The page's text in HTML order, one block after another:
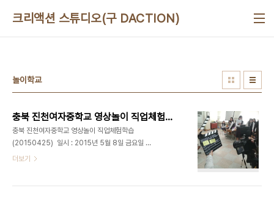
크리액션 스튜디오(구 DACTION)
놀이학교
충북 진천여자중학교 영상놀이 직업체험학습 (20150425)
충북 진천여자중학교 영상놀이 직업체험학습
(20150425) 일시 : 2015년 5월 8일 금요일 장
소 : 충북 진천여자중학교대상 : 진천여자중학교 3학
더보기